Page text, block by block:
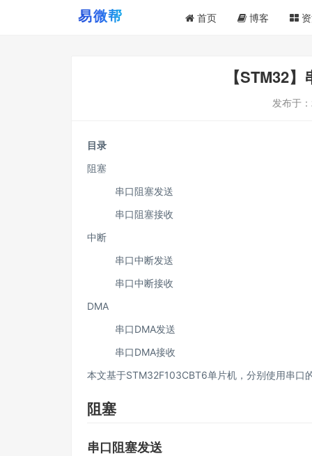
首页 博客
【STM32
发布于：
目录
阻塞
串口阻塞发送
串口阻塞接收
中断
串口中断发送
串口中断接收
DMA
串口DMA发送
串口DMA接收
本文基于STM32F103CBT6单片机，分别使用串口
阻塞
串口阻塞发送